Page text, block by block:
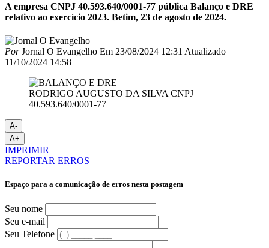
A empresa CNPJ 40.593.640/0001-77 pública Balanço e DRE
relativo ao exercício 2023. Betim, 23 de agosto de 2024.
PorJornal O Evangelho Em 23/08/2024 12:31 Atualizado
11/10/2024 14:58
RODRIGO AUGUSTO DA SILVA CNPJ
40.593.640/0001-77
A-
A+
IMPRIMIR
REPORTAR ERROS
Espaço para a comunicação de erros nesta postagem
Seu nome
Seu e-mail
Seu Telefone